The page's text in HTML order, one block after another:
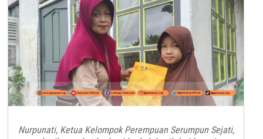
Nurpunati, Ketua Kelompok Perempuan Serumpun Sejati,